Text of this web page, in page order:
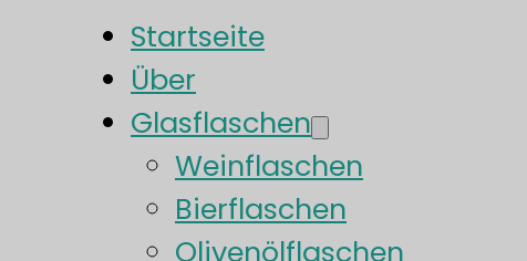
Startseite
Über
Glasflaschen
Weinflaschen
Bierflaschen
Olivenölflaschen